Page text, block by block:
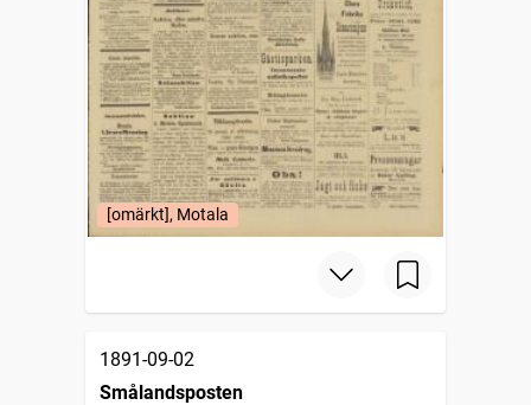
[omärkt], Motala
1891-09-02
Smålandsposten